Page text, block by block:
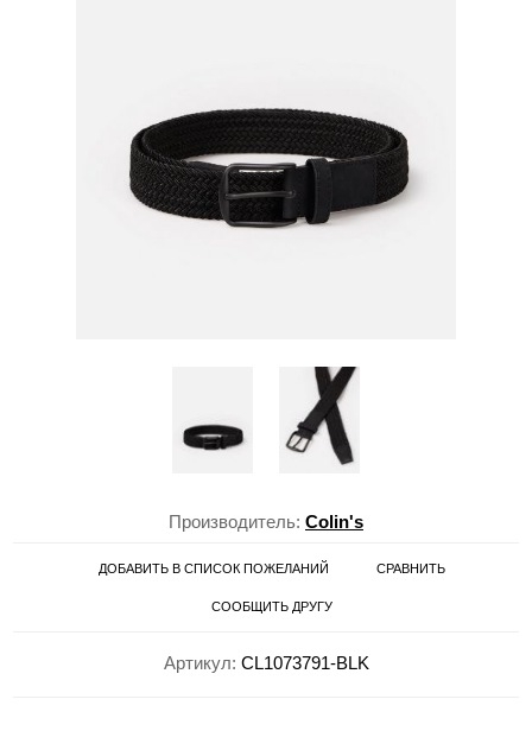
Производитель: Colin's
ДОБАВИТЬ В СПИСОК ПОЖЕЛАНИЙ СРАВНИТЬ
СООБЩИТЬ ДРУГУ
Артикул: CL1073791-BLK